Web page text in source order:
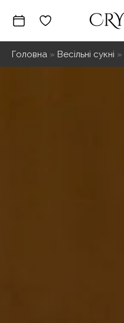
вмісту
Головна » Весільні сукні »